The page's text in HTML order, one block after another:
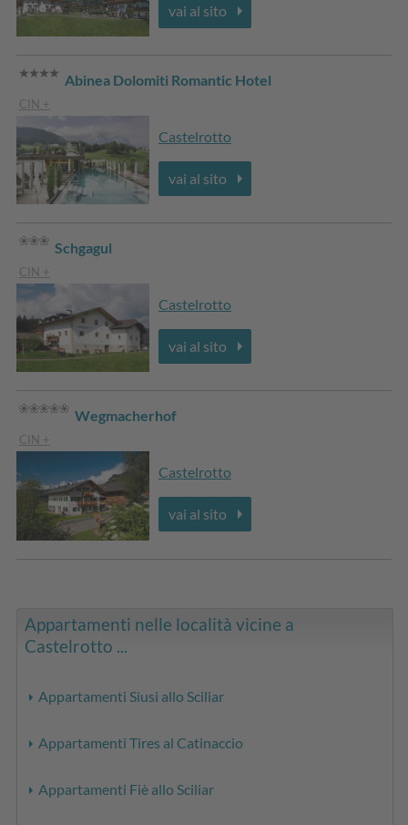
vai al sito
Abinea Dolomiti Romantic Hotel
CIN +
Castelrotto
vai al sito
Schgagul
CIN +
Castelrotto
vai al sito
Wegmacherhof
CIN +
Castelrotto
vai al sito
Appartamenti nelle località vicine a
Castelrotto ...
Appartamenti Siusi allo Sciliar
Appartamenti Tires al Catinaccio
Appartamenti Fiè allo Sciliar